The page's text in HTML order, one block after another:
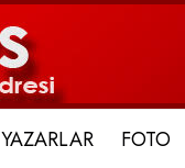
YAZARLAR FOTO